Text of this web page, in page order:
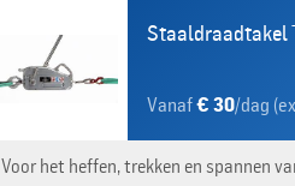
Staaldraadtakel
Vanaf€ 30/dag
Voor het heffen, trekken en spannen